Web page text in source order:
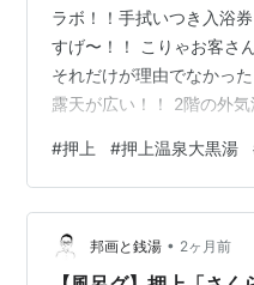
ラボ！！手拭いつき入浴
すげ〜！！ こりゃお客さ
それだけが理由でなかっ
露天が広い！！ 2階の外
ごい。いやめちゃいいぞ
グ参加中温浴グループ（
#押上 #押上温泉大黒湯
邦画と銭湯 • 2ヶ月前